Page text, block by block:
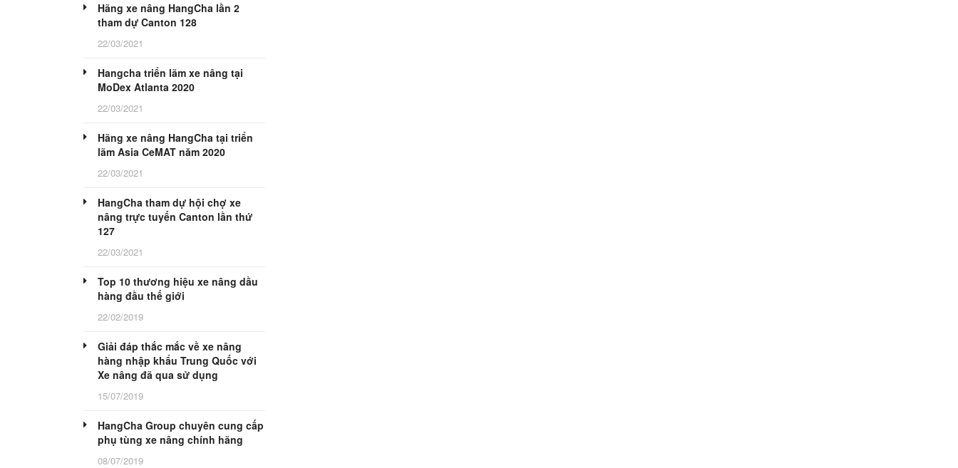
Hãng xe nâng HangCha lần 2
tham dự Canton 128
22/03/2021
Hangcha triển lãm xe nâng tại
MoDex Atlanta 2020
22/03/2021
Hãng xe nâng HangCha tại triển
lãm Asia CeMAT năm 2020
22/03/2021
HangCha tham dự hội chợ xe
nâng trực tuyến Canton lần thứ
127
22/03/2021
Top 10 thương hiệu xe nâng dầu
hàng đầu thế giới
22/02/2019
Giải đáp thắc mắc về xe nâng
hàng nhập khẩu Trung Quốc với
Xe nâng đã qua sử dụng
15/07/2019
HangCha Group chuyên cung cấp
phụ tùng xe nâng chính hãng
08/07/2019